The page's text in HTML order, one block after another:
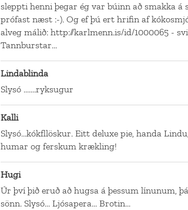
sleppti henni þegar ég var búinn að smakka
prófast næst :-). Og ef þú ert hrifin af
alveg málið: http://karlmenn.is/id/1000065 -
Tannburstar...
Lindablinda
Slysó .......ryksugur
Kalli
Slysó...kókfllöskur. Eitt deluxe pie, handa
humar og ferskum krækling!
Hugi
Úr því þið eruð að hugsa á þessum línunum,
sönn. Slysó... Ljósapera... Brotin...